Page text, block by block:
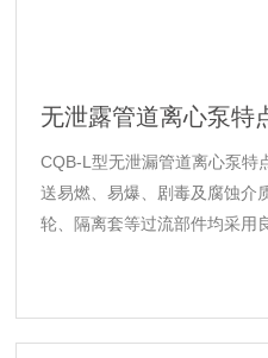
无泄露管道离心泵特
CQB-L型无泄漏管道离心泵特
送易燃、易爆、剧毒及腐蚀介
轮、隔离套等过流部件均采用
高耐磨的碳化硅、碳化钨，滑
构紧凑、占地面积小；5、振
6、泵的绝大多数零部件与